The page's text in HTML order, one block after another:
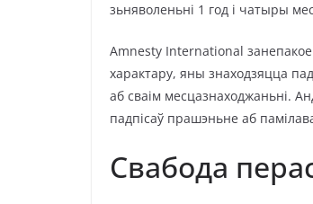
зьняволеньні 1 год і чатыры
Amnesty International
характару, яны знаходзяцца
аб сваім месцазнаходжаньні.
падпісаў прашэньне аб
Свабода